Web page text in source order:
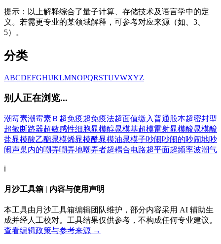
提示：以上解释综合了量子计算、存储技术及语言学中的定
义。若需更专业的某领域解释，可参考对应来源（如、3、
5）。
分类
ABCDEFGHIJKLMNOPQRSTUVWXYZ
别人正在浏览...
潮霉素潮霉素Ｂ 超免疫超免疫法超面值缴入普通股本超密封型
超敏断路器超敏感性细胞晁模醇晁模基超模雷射晁模酸晁模酸
盐晁模酸乙酯晁模烯晁模酰晁模油晁模子吵闹吵闹的吵闹地吵
闹声巢内的嘲弄嘲弄地嘲弄者超耦合电路超平面超频率波潮气
ℹ️
月沙工具箱 | 内容与使用声明
本工具由月沙工具箱编辑团队维护，部分内容采用 AI 辅助生
成并经人工校对。工具结果仅供参考，不构成任何专业建议。
查看编辑政策与参考来源 →